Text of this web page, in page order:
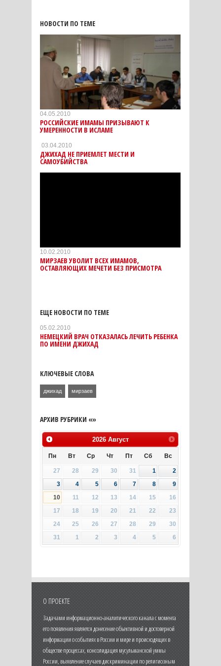
НОВОСТИ ПО ТЕМЕ
04.05.2010
РОССИЙСКИЕ ИМАМЫ ПРИЗЫВАЮТ К
УМЕРЕННОСТИ В ИСЛАМЕ
03.04.2010
ДЖИХАД НЕ ПРИЕМЛЕТ МЕСТИ И
САМОУБИЙСТВА
10.02.2010
МИРЗАЕВ УВОЛИТ ВСЕХ ИМАМОВ,
ОСТАВЛЯЮЩИХ МЕЧЕТИ БЕЗ ПРИСМОТРА
ЕЩЕ НОВОСТИ ПО ТЕМЕ
05.02.2010
НЕМЕЦКИЙ ВРАЧ ОТКАЗАЛАСЬ ЛЕЧИТЬ РЕБЕНКА
ПО ИМЕНИ ДЖИХАД
КЛЮЧЕВЫЕ СЛОВА
джихад мирзаев
АРХИВ РУБРИКИ «»
2026 Август
Пн Вт Ср Чт Пт Сб Вс
27 28 29 30 31 1
2
3
4 5 6 7 8
9
10
11 12 13 14 15
16
17
18 19 20 21 22
23
24
25 26 27 28 29
30
31
1 2 3 4 5 6
О ПРОЕКТЕ
Задачами информационно-аналитического канала с момента
его появления является донесение объективной и достоверной
информации о событиях в России и мире и происходящих в
обществе процессах, консолидация мусульманской уммы
России, выявление случаев дискриминации по религиозным